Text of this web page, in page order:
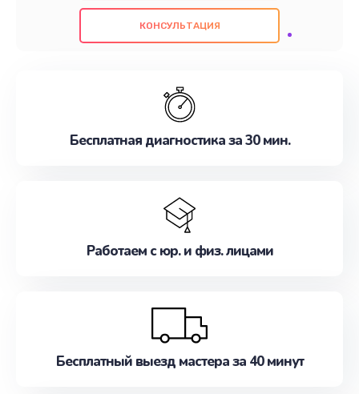
также гарантируем качество всех
проведенных работ. Наша цель - предоставить
наилучшим образом. Не медлите записаться на
КОНСУЛЬТАЦИЯ
Бесплатная диагностика за 30 мин.
Работаем с юр. и физ. лицами
Бесплатный выезд мастера за 40 минут